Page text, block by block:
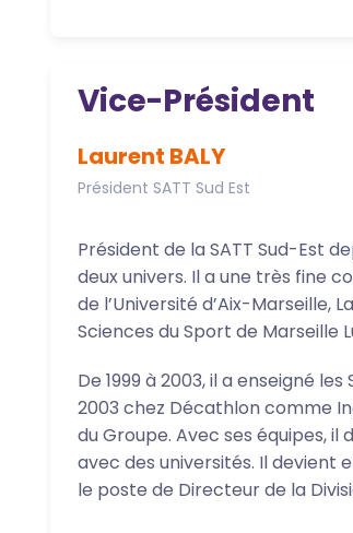
Vice-Président
Laurent BALY
Président SATT Sud Est
Président de la SATT Sud-Est
deux univers. Il a une très fine
de l’Université d’Aix-Marseille,
Sciences du Sport de Marseille
De 1999 à 2003, il a enseigné
2003 chez Décathlon comme
du Groupe. Avec ses équipes,
avec des universités. Il devient
le poste de Directeur de la